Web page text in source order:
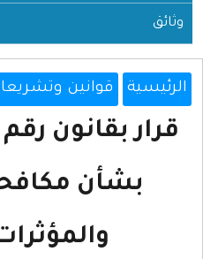
وثائق
الرئيسية قوانين
بشأن